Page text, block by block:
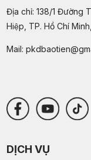
Địa chỉ: 138/1 Đường
Hiệp, TP. Hồ Chí
Mail:
DỊCH VỤ